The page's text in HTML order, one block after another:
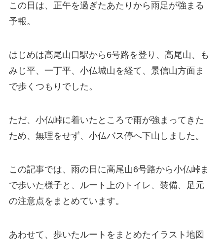
この日は、正午を過ぎたあたりから雨足が強まる
予報。
はじめは高尾山口駅から6号路を登り、高尾山、も
みじ平、一丁平、小仏城山を経て、景信山方面ま
で歩くつもりでした。
ただ、小仏峠に着いたところで雨が強まってきた
ため、無理をせず、小仏バス停へ下山しました。
この記事では、雨の日に高尾山6号路から小仏峠ま
で歩いた様子と、ルート上のトイレ、装備、足元
の注意点をまとめています。
あわせて、歩いたルートをまとめたイラスト地図